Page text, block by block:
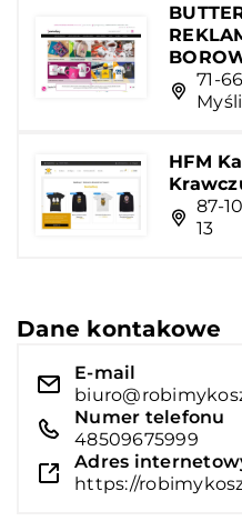
71-
HFM
87-
13
Dane kontakowe
E-mail
Numer telefonu
48509675999
Adres
https://